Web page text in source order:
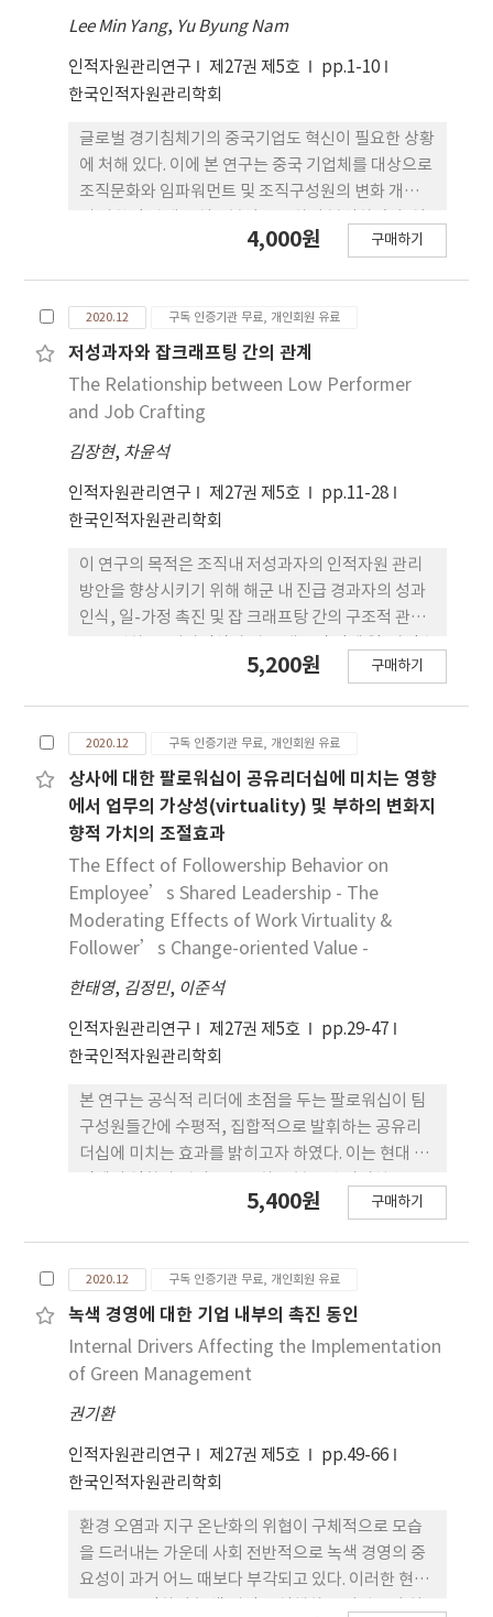
Lee Min Yang, Yu Byung Nam
인적자원관리연구 제27권 제5호
pp.1-10
한국인적자원관리학회
글로벌 경기침체기의 중국기업도 혁신이 필요한 상황
에 처해 있다. 이에 본 연구는 중국 기업체를 대상으로
조직문화와 임파워먼트 및 조직구성원의 변화 개방성
증분석은 설문조사 방식으로 수행되었으며 구조방정
​​대한 개방성을 향상시키는 효과적인 접근 방식임을
시사하고 있다. 따라서 경영자들은 구성원의 본질적
인 변화 동기를 개선하여 혁신을 촉진하고 조직에 혁
신가치와 시장성과 중심의 관리 및 평가기조를 유지
문화 조성을 위해서는 구성원에 대한 임파워먼트가
중요함을 확인하였다. 이는 권한 부여를 통해 개인의
변화에 ​​대한 적극성을 유도할 수 있기 때문이다. 이는
화 모델의 타당성을 확인한 것이다. 아울러 경영자는
팀워크 지원(Cook, 1994), 정보 공유 및 학습을 통해
구성원의 임파워먼트를 촉진할 수 있음을 확인하였
다. 이러한 권한부여 전략은 구성원들이 변화의 대상
을 이해하도록 하고 변화의 도전에 대처할 수 있는 더
가 매개변수의 역할을 수행하는 것으로 확인되었다.
4,000원 구매하기
2020.12 구독 인증기관 무료, 개인회원 유료
저성과자와 잡크래프팅 간의 관계
The Relationship between Low Performer
and Job Crafting
김장현, 차윤석
인적자원관리연구 제27권 제5호
pp.11-28
한국인적자원관리학회
이 연구의 목적은 조직내 저성과자의 인적자원 관리
방안을 향상시키기 위해 해군 내 진급 경과자의 성과
인식, 일-가정 촉진 및 잡 크래프탕 간의 구조적 관계
진의 조절효과를 검증하고자 하였다. 연구대상은 해
사용하였고, 인구통계분석, 타당도 및 신뢰도 분석,
기술통계 및 상관관계 분석, 위계적 회귀분석을 실시
하였다. 연구 결과, 첫째, 연구모형인 성과인식, 일-가
정 촉진 및 잡 크래프팅 간의 구조적 관계가 있음을 확
인하였으며, 둘째, 진급 경과자의 성과인식은 잡 크래
프팅에 정(+)적 영향을 끼쳤으며, 세째, 진급경과자
의 성과인식과 잡 크래프팅 간에 일-가정 촉진의 조절
효과가 있음을 확인하였다. 연구 결과를 바탕으로 다
음과 같은 결론을 도출하였다. 첫째, 이 연구의 연구모
형은 진급 경과자의 성과인식, 일-가정 촉진 및 직무
었다. 둘째, 진급경과자의 성과인식이 잡 크래프팅에
정(+)적인 영향을 끼침으로 해군 부대에서는 잡 크래
프팅에 성과인식이 영향을 주기 때문에 성과인식이
보다 향상 될 수 있도록 본인의 성과인식 향상, 동료
및 상사가 진급 경과자가 성과인식을 높일 수 있도록
환경을 조성할 필요가 있다. 셋째, 진급 경과자의 일-
가정 촉진이 잡 크래프팅에 정(+)적인 영향을 끼침으
로 일-가정 촉진 요인에 보다 관심을 가져야 한다. 넷
정 촉진이 조절함이 나타났다. 그러나, 상호작용변수
는 부(-)적으로 조절하는 것으로 나타났다. 따라서,
의 영향이 나타나지 않도록 하는 요인에 관심을 가져
야 한다. 이 연구의 제언으로 첫째, 진급 경과자의 대
상을 확대하는 것이다. 계급 간 또는 다른 부대나 군
일-가정 촉진에 영향을 주는 환경변수를 확인할 필요
가 있으며, 셋째, 성과인식과 일-가정 촉진의 상호작
용이 부(-)적 영향이 나타나지 않도록 해야 하며 또한
왜 상호작용이 부(-)로 나타나는지 더 확인할 필요가
있다.
5,200원 구매하기
2020.12 구독 인증기관 무료, 개인회원 유료
상사에 대한 팔로워십이 공유리더십에 미치는 영향
에서 업무의 가상성(virtuality) 및 부하의 변화지
향적 가치의 조절효과
The Effect of Followership Behavior on
Employee’s Shared Leadership - The
Moderating Effects of Work Virtuality &
Follower’s Change-oriented Value -
한태영, 김정민, 이준석
인적자원관리연구 제27권 제5호
pp.29-47
한국인적자원관리학회
본 연구는 공식적 리더에 초점을 두는 팔로워십이 팀
구성원들간에 수평적, 집합적으로 발휘하는 공유리
더십에 미치는 효과를 밝히고자 하였다. 이는 현대 조
(distributed leadership)을 확대하는 흐름에 부응
특성을 반영하는 업무 가상성(virtuality)의 조절효
과를 검증하였다. 가상성은 비대면 업무환경에서 시
간과 공간의 제약을 극복하는 데 기여를 하고 있는 지
원적 기술이지만, 리더십을 공유하는 과정에서는 팔
다. 부하의 변화지향적 가치는 최근 조직에서 중요시
하는 것으로, 이 가치는관계적 관점에서 조작화하여
조절효과를 검증하였다. 공식적 리더인 팀장과 비교
유리더십 관계를 촉진하는 조절효과를 보았다. 부하
의 변화지향적 가치가 더 높아서 불일치할 때, 팔로워
십에 의해 구성원들이 공유리더십을 보다 원활하게
발휘하는 현상을 검증하고자 한 것이다. 본 연구를 수
5,400원 구매하기
2020.12 구독 인증기관 무료, 개인회원 유료
녹색 경영에 대한 기업 내부의 촉진 동인
Internal Drivers Affecting the Implementation
of Green Management
권기환
인적자원관리연구 제27권 제5호
pp.49-66
한국인적자원관리학회
환경 오염과 지구 온난화의 위협이 구체적으로 모습
을 드러내는 가운데 사회 전반적으로 녹색 경영의 중
요성이 과거 어느 때보다 부각되고 있다. 이러한 현실